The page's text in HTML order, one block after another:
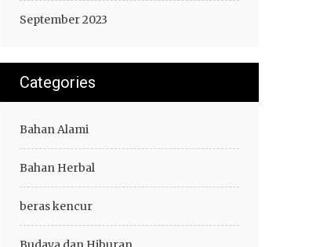
September 2023
Categories
Bahan Alami
Bahan Herbal
beras kencur